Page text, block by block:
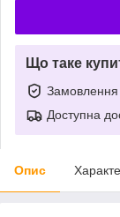
Що таке
Замовлення
Доступна
Опис